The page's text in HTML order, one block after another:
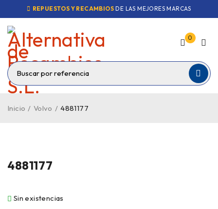
REPUESTOS Y RECAMBIOS DE LAS MEJORES MARCAS
0
Inicio / Volvo / 4881177
4881177
Sin existencias